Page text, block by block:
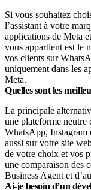
Si vous souhaitez
l’assistant à votre
applications de Meta
vous appartient est le
vos clients sur
uniquement dans les
Meta.
Quelles sont les
La principale
une plateforme neutre
WhatsApp, Instagram
aussi sur votre site
de votre choix et vos
une comparaison des
Business Agent et
Ai-je besoin d’un